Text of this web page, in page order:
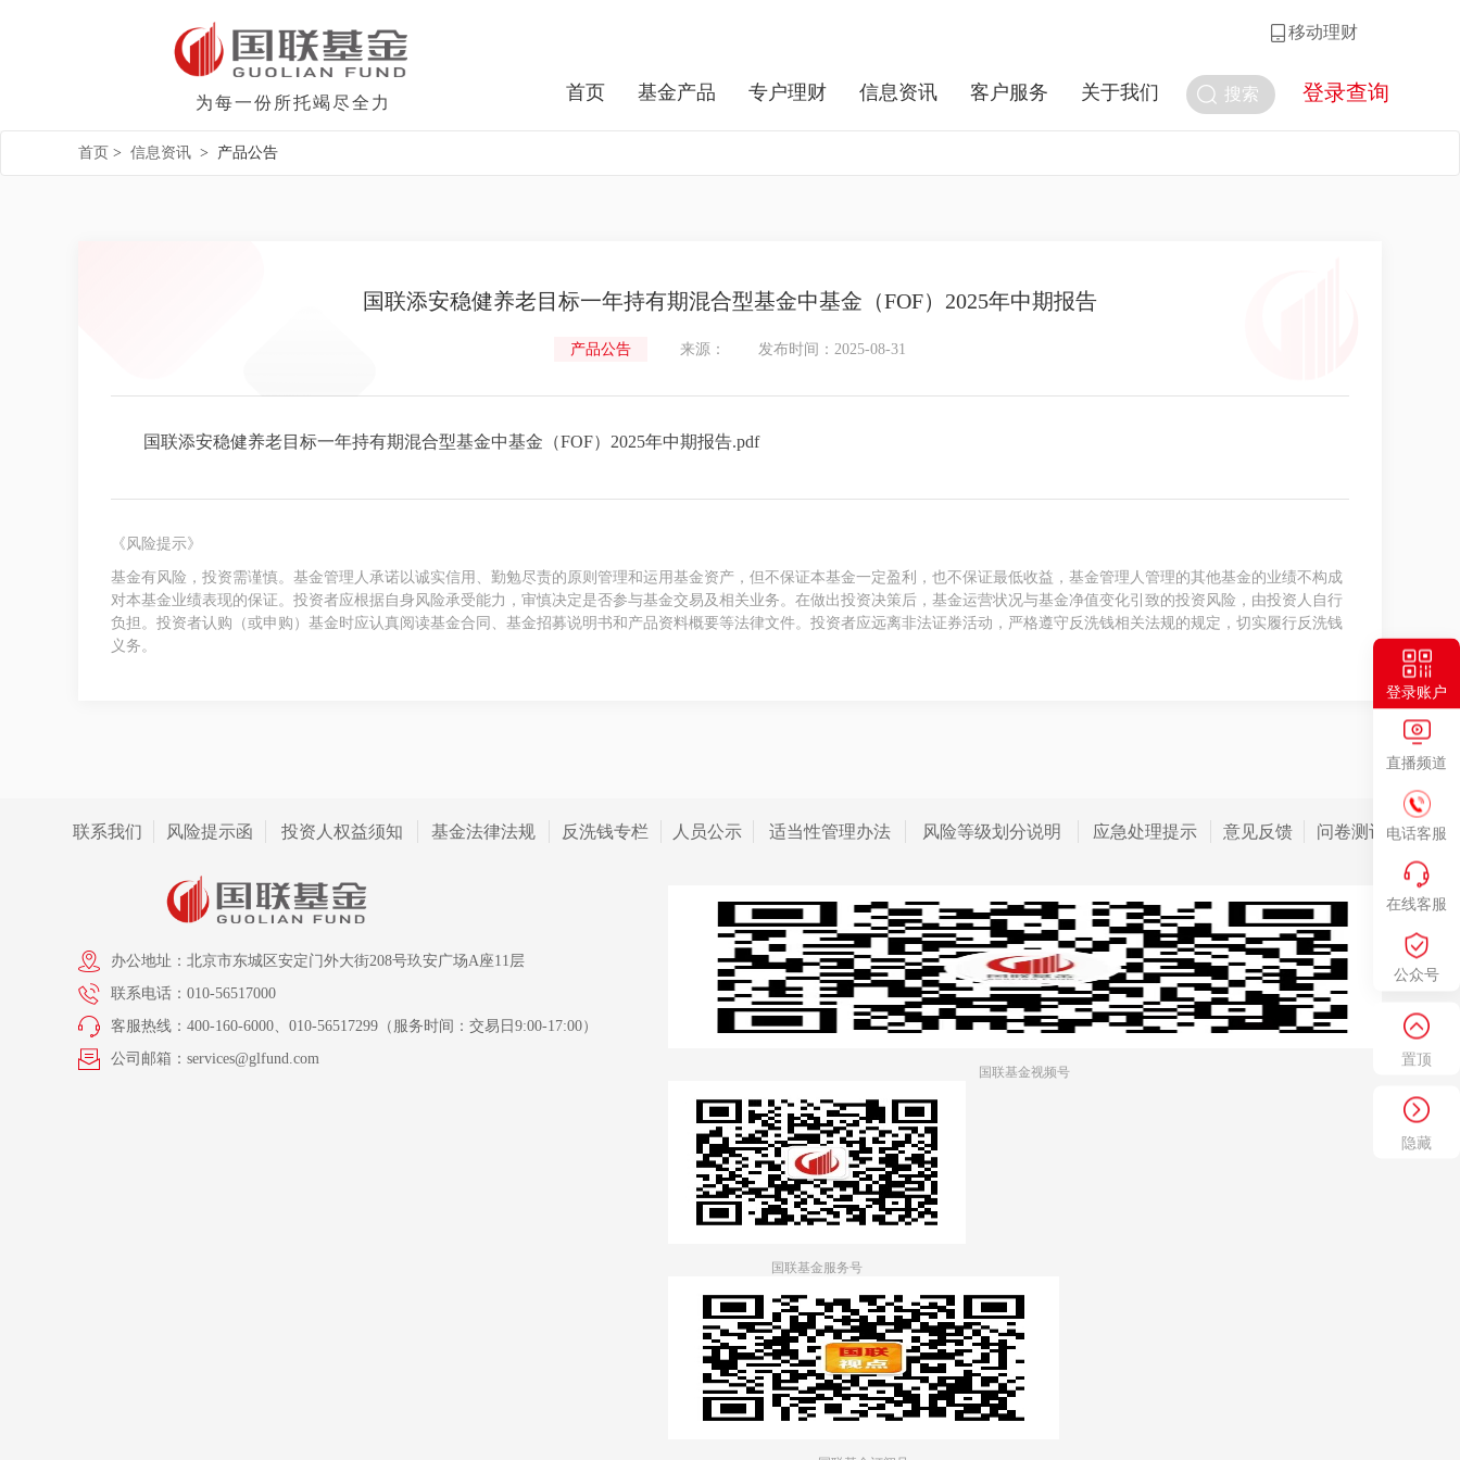
登录账户
直播频道
电话客服
在线客服
公众号
置顶
隐藏
移动理财
为每一份所托竭尽全力 搜索 登录查询
首页 基金产品 专户理财 信息资讯 客户服务 关于我们
首页 > 信息资讯 > 产品公告
国联添安稳健养老目标一年持有期混合型基金中基金（FOF）2025年中期报告
产品公告 来源： 发布时间：2025-08-31
国联添安稳健养老目标一年持有期混合型基金中基金（FOF）2025年中期报告.pdf
《风险提示》
基金有风险，投资需谨慎。基金管理人承诺以诚实信用、勤勉尽责的原则管理和运用基金资产，但不保证本基金一定盈利，也不保证最低收益，基金管理人管理的其他基金的业绩不构成
对本基金业绩表现的保证。投资者应根据自身风险承受能力，审慎决定是否参与基金交易及相关业务。在做出投资决策后，基金运营状况与基金净值变化引致的投资风险，由投资人自行
负担。投资者认购（或申购）基金时应认真阅读基金合同、基金招募说明书和产品资料概要等法律文件。投资者应远离非法证券活动，严格遵守反洗钱相关法规的规定，切实履行反洗钱
义务。
联系我们 风险提示函 投资人权益须知 基金法律法规 反洗钱专栏 人员公示 适当性管理办法 风险等级划分说明 应急处理提示 意见反馈 问卷测评
办公地址：北京市东城区安定门外大街208号玖安广场A座11层
联系电话：010-56517000
客服热线：400-160-6000、010-56517299（服务时间：交易日9:00-17:00）
公司邮箱：services@glfund.com
国联基金视频号
国联基金服务号